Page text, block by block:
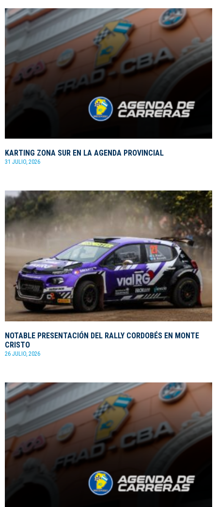
KARTING ZONA SUR EN LA AGENDA PROVINCIAL
31 JULIO, 2026
NOTABLE PRESENTACIÓN DEL RALLY CORDOBÉS EN MONTE
CRISTO
26 JULIO, 2026